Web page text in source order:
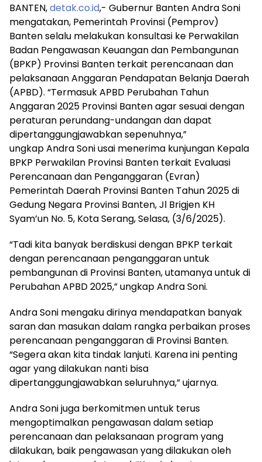
BANTEN,detak.co.id,- Gubernur Banten Andra Soni
mengatakan, Pemerintah Provinsi (Pemprov)
Banten selalu melakukan konsultasi ke Perwakilan
Badan Pengawasan Keuangan dan Pembangunan
(BPKP) Provinsi Banten terkait perencanaan dan
pelaksanaan Anggaran Pendapatan Belanja Daerah
(APBD). “Termasuk APBD Perubahan Tahun
Anggaran 2025 Provinsi Banten agar sesuai dengan
peraturan perundang-undangan dan dapat
dipertanggungjawabkan sepenuhnya,”
ungkap Andra Soni usai menerima kunjungan Kepala
BPKP Perwakilan Provinsi Banten terkait Evaluasi
Perencanaan dan Penganggaran (Evran)
Pemerintah Daerah Provinsi Banten Tahun 2025 di
Gedung Negara Provinsi Banten, Jl Brigjen KH
Syam’un No. 5, Kota Serang, Selasa, (3/6/2025).
“Tadi kita banyak berdiskusi dengan BPKP terkait
dengan perencanaan penganggaran untuk
pembangunan di Provinsi Banten, utamanya untuk di
Perubahan APBD 2025,” ungkap Andra Soni.
Andra Soni mengaku dirinya mendapatkan banyak
saran dan masukan dalam rangka perbaikan proses
perencanaan penganggaran di Provinsi Banten.
“Segera akan kita tindak lanjuti. Karena ini penting
agar yang dilakukan nanti bisa
dipertanggungjawabkan seluruhnya,” ujarnya.
Andra Soni juga berkomitmen untuk terus
mengoptimalkan pengawasan dalam setiap
perencanaan dan pelaksanaan program yang
dilakukan, baik pengawasan yang dilakukan oleh